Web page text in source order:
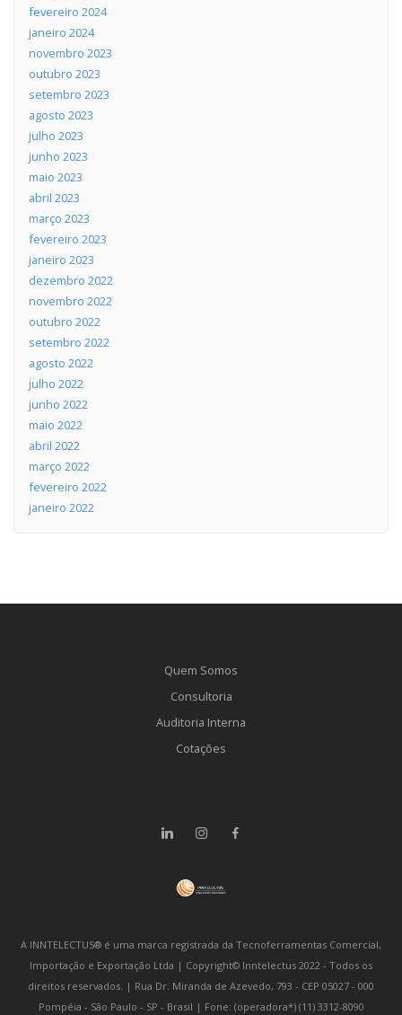
fevereiro 2024
janeiro 2024
novembro 2023
outubro 2023
setembro 2023
agosto 2023
julho 2023
junho 2023
maio 2023
abril 2023
março 2023
fevereiro 2023
janeiro 2023
dezembro 2022
novembro 2022
outubro 2022
setembro 2022
agosto 2022
julho 2022
junho 2022
maio 2022
abril 2022
março 2022
fevereiro 2022
janeiro 2022
Quem Somos
Consultoria
Auditoria Interna
Cotações
A INNTELECTUS® é uma marca registrada da Tecnoferramentas Comercial,
Importação e Exportação Ltda | Copyright© Inntelectus 2022 - Todos os
direitos reservados. | Rua Dr. Miranda de Azevedo, 793 - CEP 05027 - 000
Pompéia - São Paulo - SP - Brasil | Fone: (operadora*) (11) 3312-8090